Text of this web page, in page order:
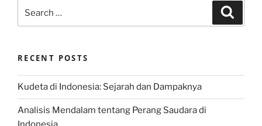
for:
RECENT POSTS
Kudeta di Indonesia: Sejarah dan Dampaknya
Analisis Mendalam tentang Perang Saudara di